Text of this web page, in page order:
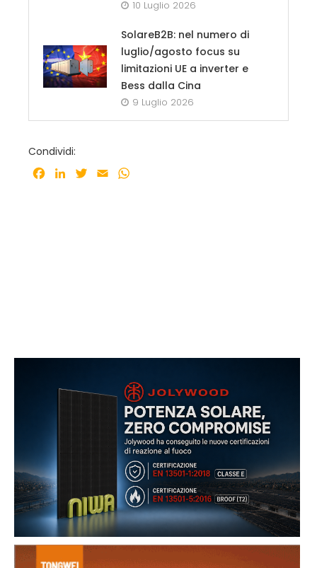
10 Luglio 2026
SolareB2B: nel numero di
luglio/agosto focus su
limitazioni UE a inverter e
Bess dalla Cina
9 Luglio 2026
Condividi:
Facebook
LinkedInTwitter
Email